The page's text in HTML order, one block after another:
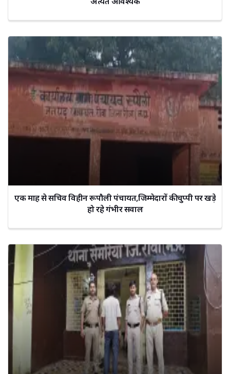
एक माह से सचिव विहीन रूपौली पंचायत,जिम्मेदारों की चुप्पी पर खड़े
हो रहे गंभीर सवाल